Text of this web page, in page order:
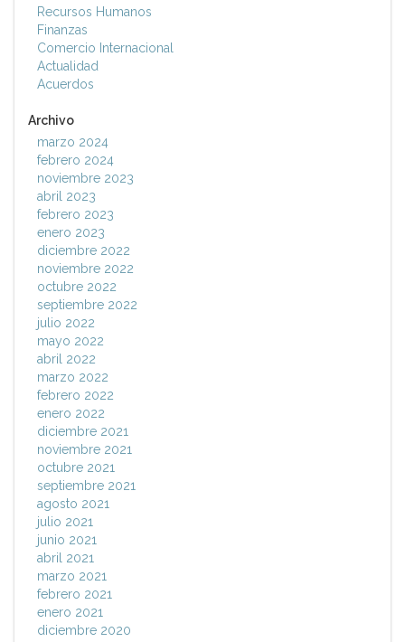
Recursos Humanos
Finanzas
Comercio Internacional
Actualidad
Acuerdos
Archivo
marzo 2024
febrero 2024
noviembre 2023
abril 2023
febrero 2023
enero 2023
diciembre 2022
noviembre 2022
octubre 2022
septiembre 2022
julio 2022
mayo 2022
abril 2022
marzo 2022
febrero 2022
enero 2022
diciembre 2021
noviembre 2021
octubre 2021
septiembre 2021
agosto 2021
julio 2021
junio 2021
abril 2021
marzo 2021
febrero 2021
enero 2021
diciembre 2020